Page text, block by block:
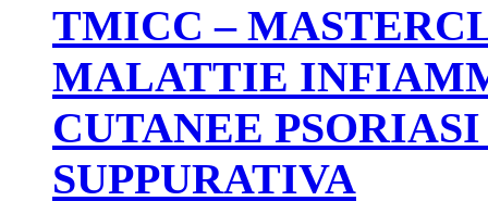
TMICC –
MALATTIE
CUTANEE
SUPPURATIVA